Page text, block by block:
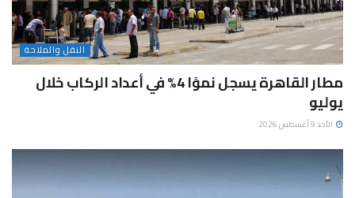
النقل والملاحة
مطار القاهرة يسجل نموًا 4% في أعداد الركاب خلال
يوليو
الأحد 9 أغسطس 2026